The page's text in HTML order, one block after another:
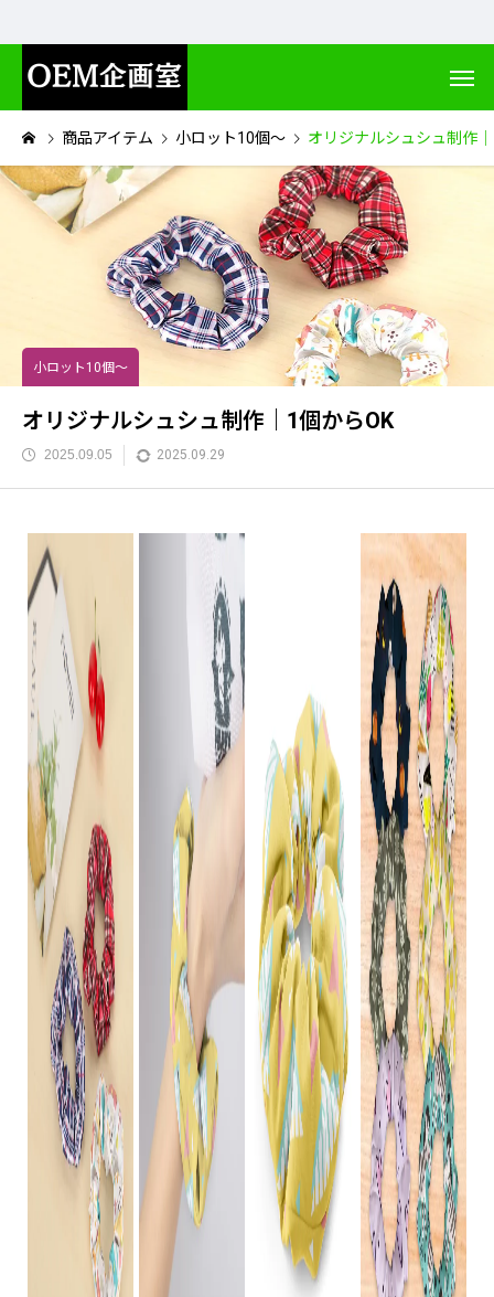
商品アイテム 小ロット10個～ オリジナルシュシュ制作
小ロット10個～
オリジナルシュシュ制作｜1個からOK
2025.09.05 2025.09.29